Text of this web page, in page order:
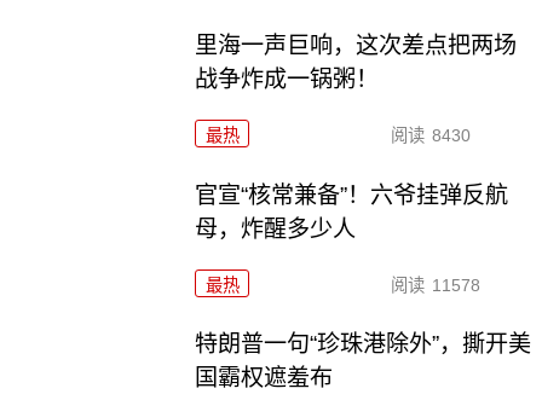
里海一声巨响，这次差点把两场
战争炸成一锅粥！
最热 阅读 8430
官宣“核常兼备”！六爷挂弹反航
母，炸醒多少人
最热 阅读 11578
特朗普一句“珍珠港除外”，撕开美
国霸权遮羞布